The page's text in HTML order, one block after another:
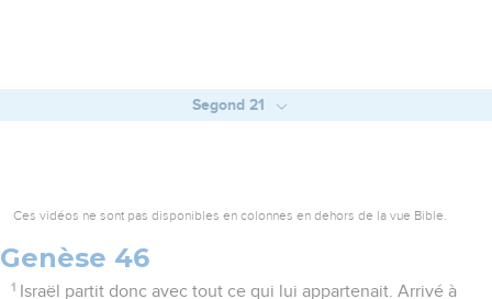
Segond 21
Ces vidéos ne sont pas disponibles en colonnes en dehors de la vue Bible.
Genèse 46
1 Israël partit donc avec tout ce qui lui appartenait. Arrivé à